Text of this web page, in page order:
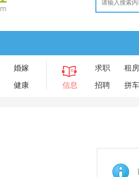
婚嫁
健康 信息
求职 租房
招聘
拼车